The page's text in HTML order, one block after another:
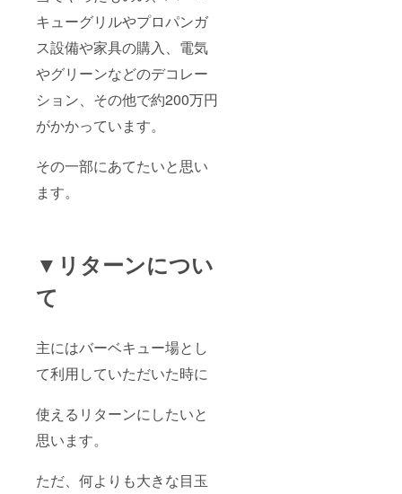
キューグリルやプロパンガ
ス設備や家具の購入、電気
やグリーンなどのデコレー
ション、その他で約200万円
がかかっています。
その一部にあてたいと思い
ます。
▼リターンについ
て
主にはバーベキュー場とし
て利用していただいた時に
使えるリターンにしたいと
思います。
ただ、何よりも大きな目玉